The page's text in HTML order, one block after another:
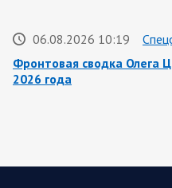
06.08.2026 10:19
Фронтовая сводка Олега
2026 года